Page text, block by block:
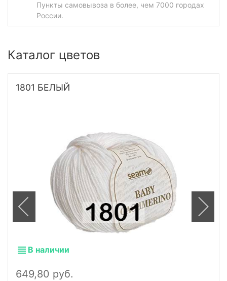
Пункты самовывоза в более, чем 7000 городах
России.
Каталог цветов
1801 БЕЛЫЙ
В наличии
649,80 руб.